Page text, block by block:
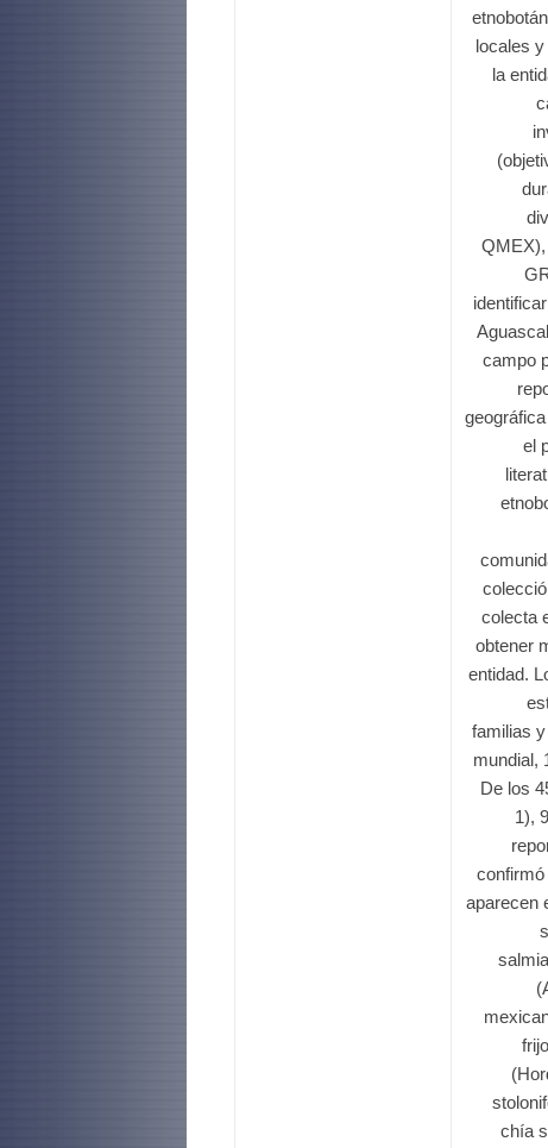
locales
la
campo
el
colecta
obtener
entidad.
familias
mundial,
De los
1),
confirmó
aparecen
chía